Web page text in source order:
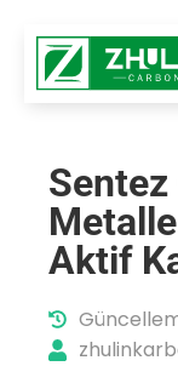
Sentez
Aktif